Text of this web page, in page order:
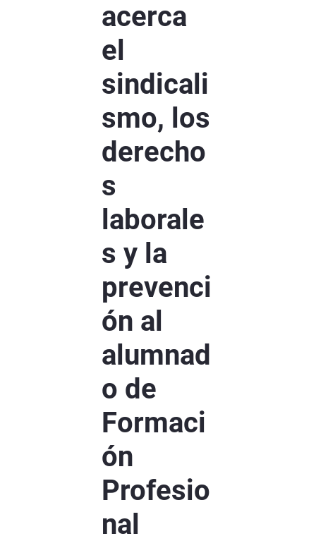
acerca
el
sindicali
smo, los
derecho
s
laborale
s y la
prevenci
ón al
alumnad
o de
Formaci
ón
Profesio
nal